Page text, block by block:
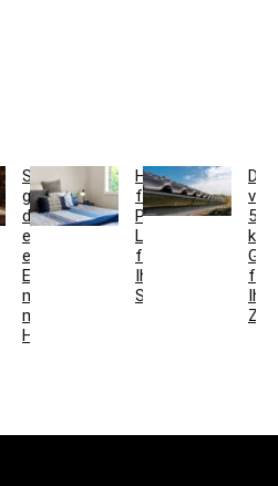
So
gestaltest
du
ein
einladendes
Esszimmer
mit
modernen
Holzmöbeln
Hotelbettwäsche
für
Privatkunden:
Luxus
für
Ihr
Schlafzimmer
5
für
Ihr